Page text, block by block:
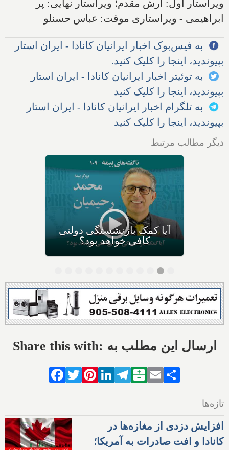
ویراستار اول: آرش مقدم؛ ویراستار نهایی: پر
ابراهیمی - ویراستاری موقت: عباس حسنلو
به فیس‌بوک اخبار ایرانیان کانادا - ایران استار
بپیوندید، اینجا را کلیک کنید.
به توئیتر اخبار ایرانیان کانادا - ایران استار
بپیوندید، اینجا را کلیک کنید
به تلگرام اخبار ایرانیان کانادا - ایران استار
بپیوندید، اینجا را کلیک کنید
دیگر مطالب مرتبط
رتبه سلامتی دیگر چیست و با
تغییر آن چه وضعیتی برای اخذ
بیمه پیش می‌آید؟
Share this with: ارسال این مطلب به
Facebook
TwitterPinterestLinkedIn
Telegram
Balatarin
Email
تازه‌ها
افزایش دزدی از مغازه‌ها در
کانادا و افت صادرات به آمریکا؛